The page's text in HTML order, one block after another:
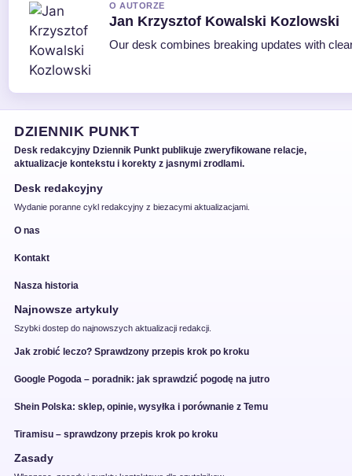
O AUTORZE
Jan Krzysztof Kowalski Kozlowski
Our desk combines breaking updates with
DZIENNIK PUNKT
Desk redakcyjny Dziennik Punkt publikuje zweryfikowane relacje,
aktualizacje kontekstu i korekty z jasnymi zrodlami.
Desk redakcyjny
Wydanie poranne cykl redakcyjny z biezacymi aktualizacjami.
O nas
Kontakt
Nasza historia
Najnowsze artykuly
Szybki dostep do najnowszych aktualizacji redakcji.
Jak zrobić leczo? Sprawdzony przepis krok po kroku
Google Pogoda – poradnik: jak sprawdzić pogodę na jutro
Shein Polska: sklep, opinie, wysyłka i porównanie z Temu
Tiramisu – sprawdzony przepis krok po kroku
Zasady